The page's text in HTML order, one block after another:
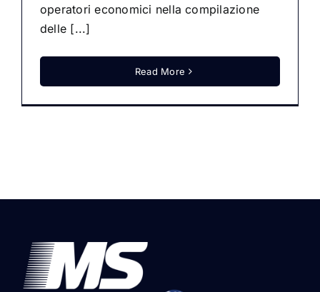
operatori economici nella compilazione
delle [...]
Read More